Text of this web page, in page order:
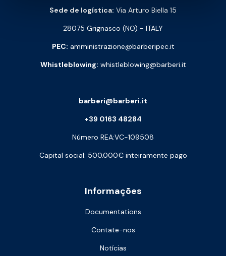
Sede de logística: Via Arturo Biella 15
28075 Grignasco (NO) - ITALY
PEC: amministrazione@barberipec.it
Whistleblowing: whistleblowing@barberi.it
Informações
Documentations
Contate-nos
Notícias
barberi@barberi.it
+39 0163 48284
Número REA:VC-109508
Capital social: 500.000€ inteiramente pago